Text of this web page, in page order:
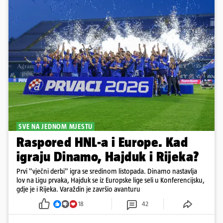
SVE NA JEDNOM MJESTU
Raspored HNL-a i Europe. Kad
igraju Dinamo, Hajduk i Rijeka?
Prvi "vječni derbi" igra se sredinom listopada. Dinamo nastavlja
lov na Ligu prvaka, Hajduk se iz Europske lige seli u Konferencijsku,
gdje je i Rijeka. Varaždin je završio avanturu
18 42